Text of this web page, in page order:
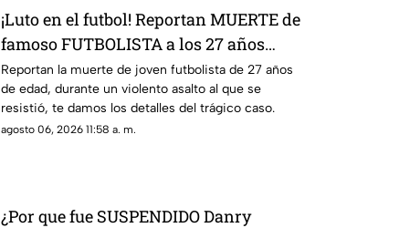
¡Luto en el futbol! Reportan MUERTE de
famoso FUTBOLISTA a los 27 años
durante ASALTO; esto se sabe
Reportan la muerte de joven futbolista de 27 años
de edad, durante un violento asalto al que se
resistió, te damos los detalles del trágico caso.
agosto 06, 2026 11:58 a. m.
¿Por que fue SUSPENDIDO Danry